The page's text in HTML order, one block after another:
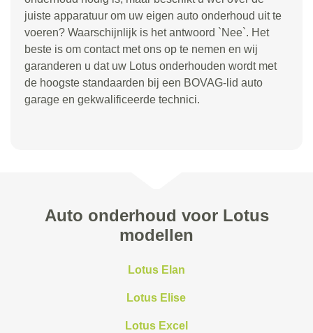
juiste apparatuur om uw eigen auto onderhoud uit te
voeren? Waarschijnlijk is het antwoord `Nee`. Het
beste is om contact met ons op te nemen en wij
garanderen u dat uw Lotus onderhouden wordt met
de hoogste standaarden bij een BOVAG-lid auto
garage en gekwalificeerde technici.
Auto onderhoud voor Lotus
modellen
Lotus Elan
Lotus Elise
Lotus Excel